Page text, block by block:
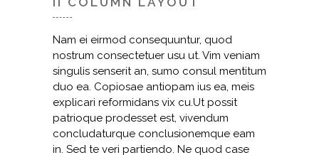
Nam ei eirmod consequuntur, quod
nostrum consectetuer usu ut. Vim veniam
singulis senserit an, sumo consul mentitum
duo ea. Copiosae antiopam ius ea, meis
explicari reformidans vix cu.Ut possit
patrioque prodesset est, vivendum
concludaturque conclusionemque eam
in. Sed te veri partiendo. Ne quod case